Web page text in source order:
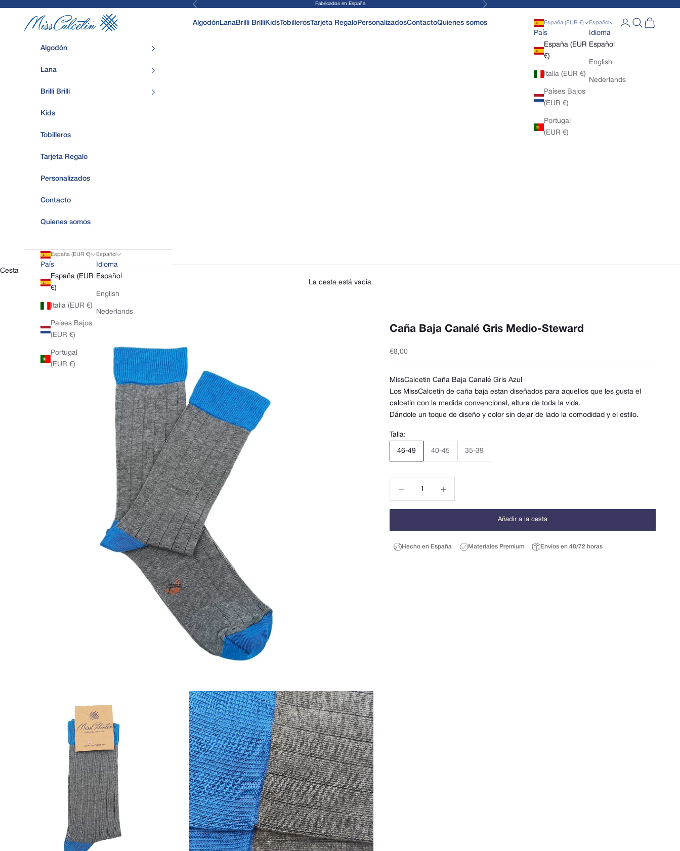
Anterior Fabricados en España Siguiente
MissCalcetin
AlgodónLanaBrilli BrilliKidsTobillerosTarjeta RegaloPersonalizadosContactoQuienes somos España (EUR €)
País
España (EUR
€)
Italia (EUR €)
Países Bajos
(EUR €)
Portugal
(EUR €)
Español
Idioma
Español
English
Nederlands
Abrir página de la
AbrirAbrir cesta
Algodón
Lana
Brilli Brilli
Kids
Tobilleros
Tarjeta Regalo
Personalizados
Contacto
Quienes somos
España (EUR €)
País
España (EUR
€)
Italia (EUR €)
Países Bajos
(EUR €)
Portugal
(EUR €)
Español
Idioma
Español
English
Nederlands
Cesta
La cesta está vacía
Caña Baja Canalé Gris Medio-Steward
Precio de oferta
€8,00
MissCalcetin Caña Baja Canalé Gris Azul
Los MissCalcetin de caña baja estan diseñados para aquellos que les gusta el
calcetín con la medida convencional, altura de toda la vida.
Dándole un toque de diseño y color sin dejar de lado la comodidad y el estilo.
Talla:
46-49 40-45 35-39
Añadir a la cesta
Hecho en España Materiales Premium Envíos en 48/72 horas